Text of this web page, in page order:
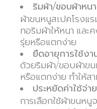
ริมผ้า/ขอบผ้าหนา
ผ้าขนหนูสเปคโรงแร
ทอริมผ้าให้หนา และ
รุ่ยหรือแตกง่าย
ยืดอายุการใช้งา
ด้วยริมผ้า/ขอบผ้าข
หรือแตกง่าย ทำให้ส
ประหยัดค่าใช้จ่าย
การเลือกใช้ผ้าขนหนู